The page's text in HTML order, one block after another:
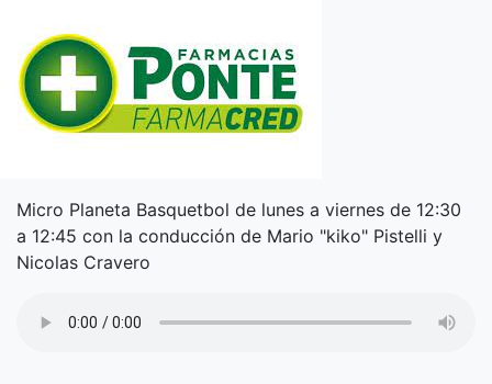
Micro Planeta Basquetbol de lunes a viernes de 12:30
a 12:45 con la conducción de Mario "kiko" Pistelli y
Nicolas Cravero